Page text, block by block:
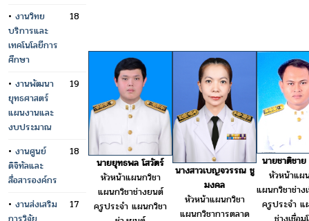
• งานวิทย
บริการและ
เทคโนโลยีการ
ศึกษา
18
• งานพัฒนา
ยุทธศาสตร์
แผนงานและ
งบประมาณ
19
• งานศูนย์
ดิจิทัลและ
สื่อสารองค์กร
18
• งานส่งเสริม
17
นายยุทธพล โสวัตร์
หัวหน้าแผนกวิชา
แผนกวิชาช่างยนต์
ครูประจำ แผนกวิชา
นางสาวเบญจวรรณ ชู
มงคล
หัวหน้าแผนกวิชา
แผนกวิชาการตลาด
นายชาติชา
หัวหน้าแผ
แผนกวิชาช่าง
ครูประจำ แ